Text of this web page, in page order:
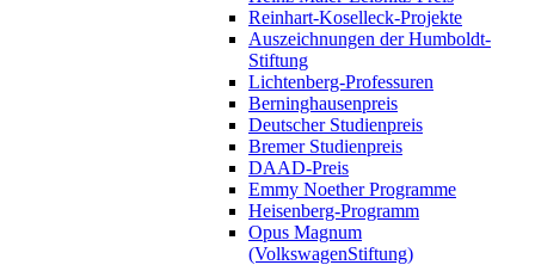
Reinhart-Koselleck-Projekte
Auszeichnungen der Humboldt-
Stiftung
Lichtenberg-Professuren
Berninghausenpreis
Deutscher Studienpreis
Bremer Studienpreis
DAAD-Preis
Emmy Noether Programme
Heisenberg-Programm
Opus Magnum
(VolkswagenStiftung)